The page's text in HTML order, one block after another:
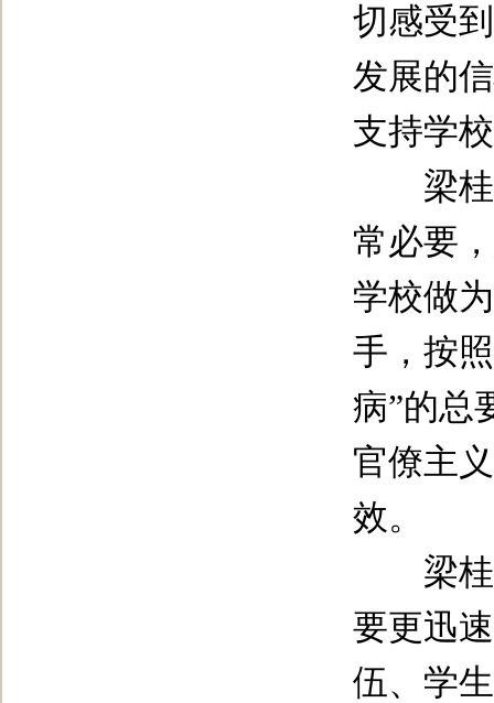
切感受
发展的
支持学
梁桂
常必要
学校做
手，按
病”的总
官僚主
效。
梁桂
要更迅
伍、学